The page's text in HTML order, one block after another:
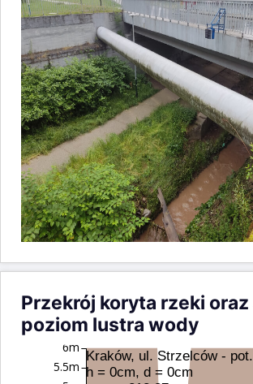
Przekrój koryta rzeki oraz
poziom lustra wody
6m